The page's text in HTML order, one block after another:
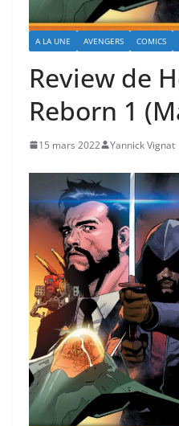
A LA UNE AVENGERS COMICS
Review de
Reborn 1
15 mars 2022 Yannick Vignat